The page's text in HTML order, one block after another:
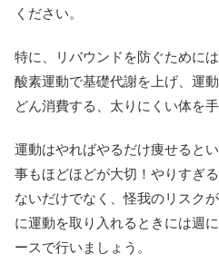
ください。
特に、リバウンドを防ぐために
酸素運動で基礎代謝を上げ、運
どん消費する、太りにくい体を
運動はやればやるだけ痩せると
事もほどほどが大切！やりすぎ
ないだけでなく、怪我のリスク
に運動を取り入れるときには週
ースで行いましょう。